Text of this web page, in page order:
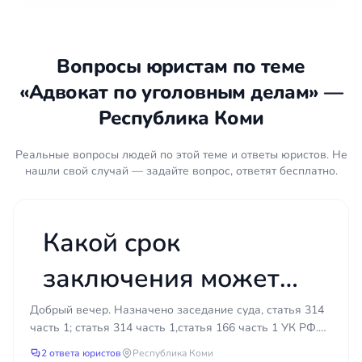
жёсткая мера, арест, применяется судом и должна
быть обоснована реальными рисками: что
обвиняемый скроется, продолжит преступную
деятельность или будет давить на свидетелей.
Адвокат готовит позицию для суда, собирает
характеристики и справки, предлагает
содержания под стражей.
Стадии уголовного дела
Уголовный процесс проходит несколько этапов, и
на каждом задачи защиты различаются. На
предварительном следствии адвокат участвует в
Вопросы юристам по теме
«Адвокат по уголовным делам» —
Республика Коми
Реальные вопросы людей по этой теме и ответы юристов. Не
нашли свой случай — задайте вопрос, ответят бесплатно.
Какой срок
заключения может
быть по статьям 314
ч. 1 и 166 ч. 1 УК РФ
Добрый вечер. Назначено заседание суда, статья 314
часть 1; статья 314 часть 1,статья 166 часть 1 УК РФ.
(314 статья два раза, как понять?) Угон автомо...
2 ответа юристов Республика Коми